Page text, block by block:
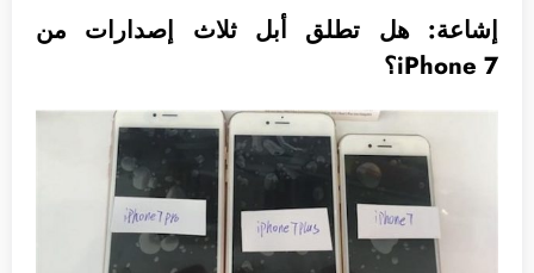
إشاعة: هل تطلق أبل ثلاث إصدارات من
iPhone 7؟